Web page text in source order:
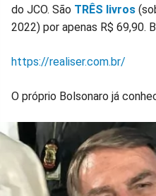
do JCO. São TRÊS livros
2022) por apenas R$ 69,90.
https://realiser.com.br/
O próprio Bolsonaro já